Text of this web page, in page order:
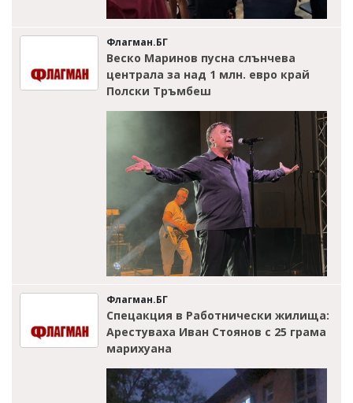
Флагман.БГ
Веско Маринов пусна слънчева
централа за над 1 млн. евро край
Полски Тръмбеш
Флагман.БГ
Спецакция в Работнически жилища:
Арестуваха Иван Стоянов с 25 грама
марихуана